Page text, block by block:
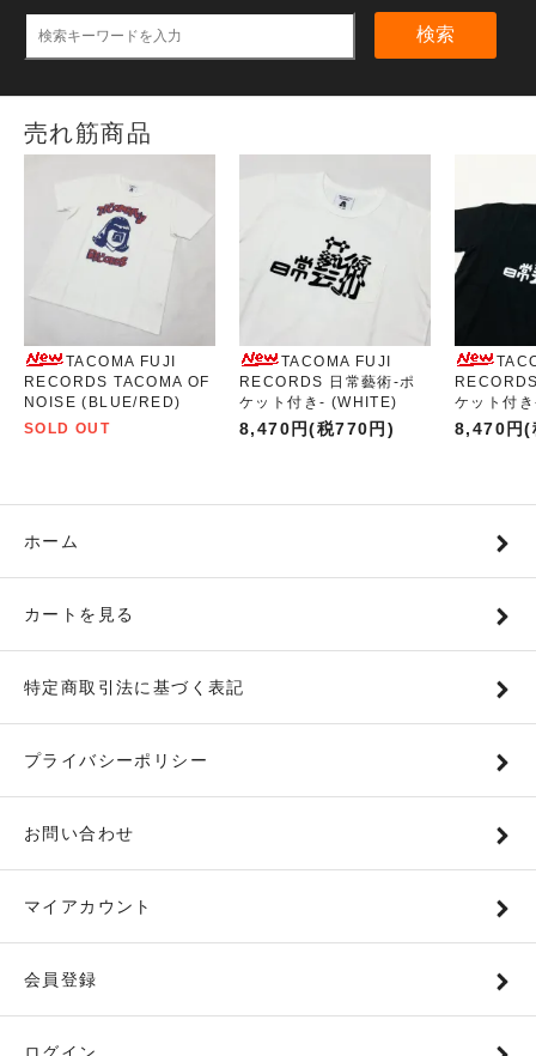
検索
売れ筋商品
TACOMA FUJI
RECORDS TACOMA OF
NOISE (BLUE/RED)
SOLD OUT
TACOMA FUJI
RECORDS 日常藝術-ポ
ケット付き- (WHITE)
8,470円(税770円)
ケット付
8,470円(
ホーム
カートを見る
特定商取引法に基づく表記
プライバシーポリシー
お問い合わせ
マイアカウント
会員登録